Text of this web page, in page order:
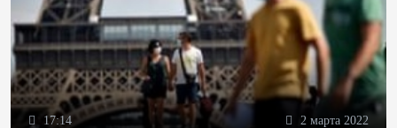
17:14 2 марта 2022